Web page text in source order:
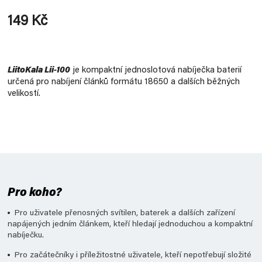
149 Kč
LiitoKala Lii-100 je kompaktní jednoslotová nabíječka baterií
určená pro nabíjení článků formátu 18650 a dalších běžných
velikostí.
Pro koho?
Pro uživatele přenosných svítilen, baterek a dalších zařízení
napájených jedním článkem, kteří hledají jednoduchou a kompaktní
nabíječku.
Pro začátečníky i příležitostné uživatele, kteří nepotřebují složité